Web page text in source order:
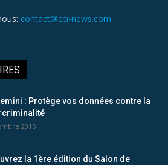
contact@cci-news.com
: Protège vos données contre la
2015
la 1ère édition du Salon de